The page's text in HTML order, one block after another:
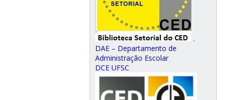
.
DAE – Departamento de
Administração Escolar
DCE UFSC